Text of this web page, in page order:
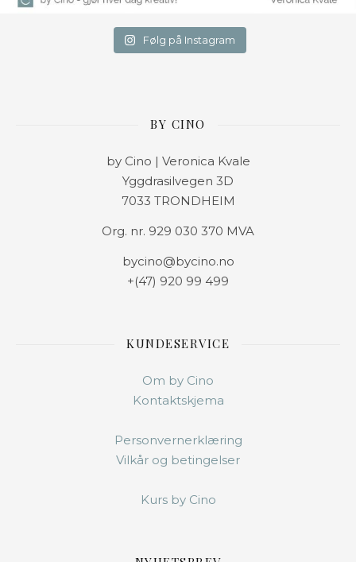
Følg på Instagram
BY CINO
by Cino | Veronica Kvale
Yggdrasilvegen 3D
7033 TRONDHEIM
Org. nr. 929 030 370 MVA
bycino@bycino.no
+(47) 920 99 499
KUNDESERVICE
Om by Cino
Kontaktskjema
Personvernerklæring
Vilkår og betingelser
Kurs by Cino